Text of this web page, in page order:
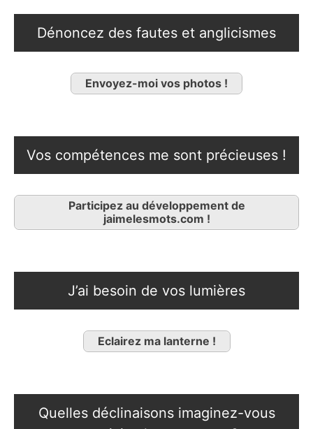
Dénoncez des fautes et anglicismes
Envoyez-moi vos photos !
Vos compétences me sont précieuses !
Participez au développement de
jaimelesmots.com !
J’ai besoin de vos lumières
Eclairez ma lanterne !
Quelles déclinaisons imaginez-vous